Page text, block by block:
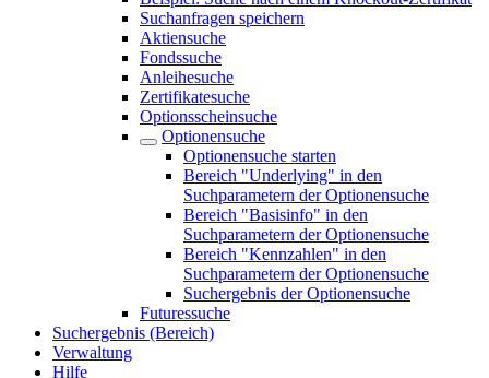
Suchanfragen speichern
Aktiensuche
Fondssuche
Anleihesuche
Zertifikatesuche
Optionsscheinsuche
Optionensuche
Optionensuche starten
Bereich "Underlying" in den
Suchparametern der Optionensuche
Bereich "Basisinfo" in den
Suchparametern der Optionensuche
Bereich "Kennzahlen" in den
Suchparametern der Optionensuche
Suchergebnis der Optionensuche
Futuressuche
Suchergebnis (Bereich)
Verwaltung
Hilfe